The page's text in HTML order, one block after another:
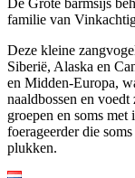
De Grote barmsijs
familie van
Deze kleine
Siberië, Alaska en
en Midden-Europa,
naaldbossen en
groepen en soms
foerageerder die
plukken.